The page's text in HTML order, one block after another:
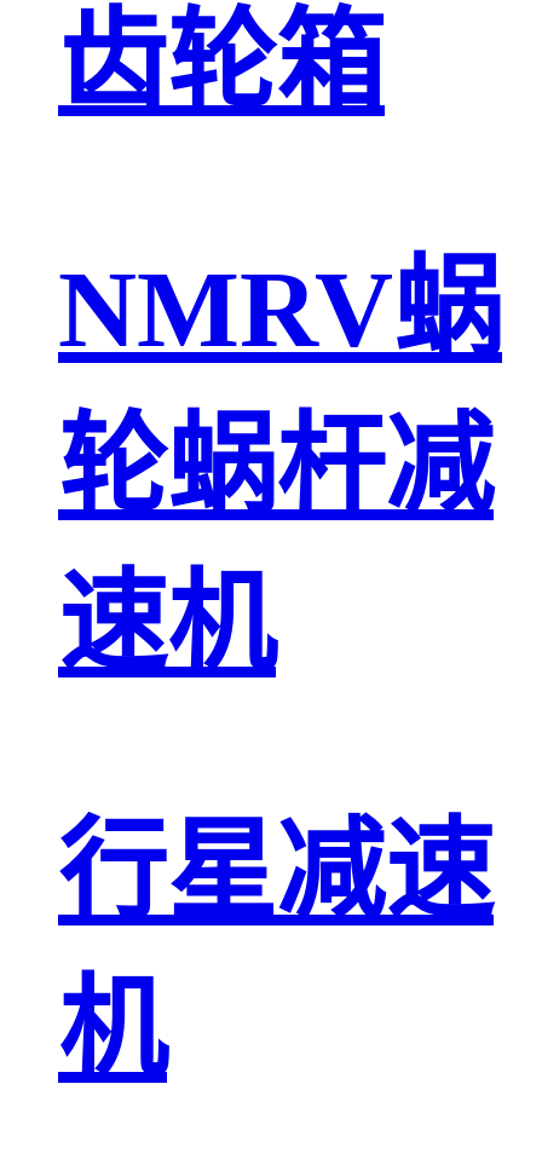
齿轮箱
NMRV蜗
轮蜗杆减
速机
行星减速
机